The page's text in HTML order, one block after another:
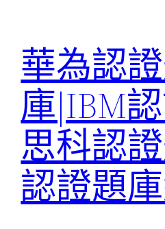
華為認
庫|IBM
思科認
認證題